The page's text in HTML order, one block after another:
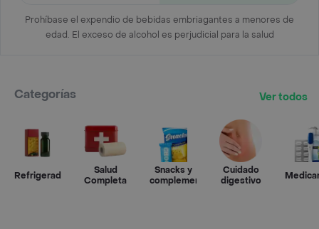
Prohíbase el expendio de bebidas embriagantes a menores de
edad. El exceso de alcohol es perjudicial para la salud
Categorías Ver todos
Refrigerados
Salud
Completa
Snacks y
complementos
Cuidado
digestivo